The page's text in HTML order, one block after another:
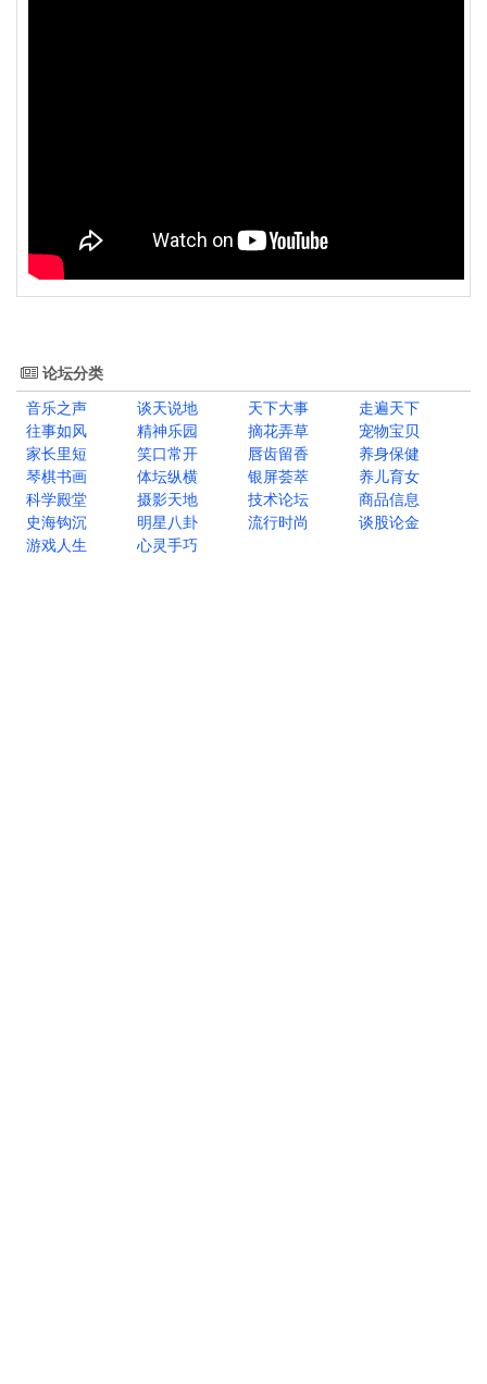
论坛分类
音乐之声
谈天说地 天下大事
走遍天下
往事如风
精神乐园 摘花弄草
宠物宝贝
家长里短
笑口常开 唇齿留香
养身保健
琴棋书画
体坛纵横 银屏荟萃
养儿育女
科学殿堂
摄影天地 技术论坛
商品信息
史海钩沉
明星八卦 流行时尚
谈股论金
游戏人生
心灵手巧